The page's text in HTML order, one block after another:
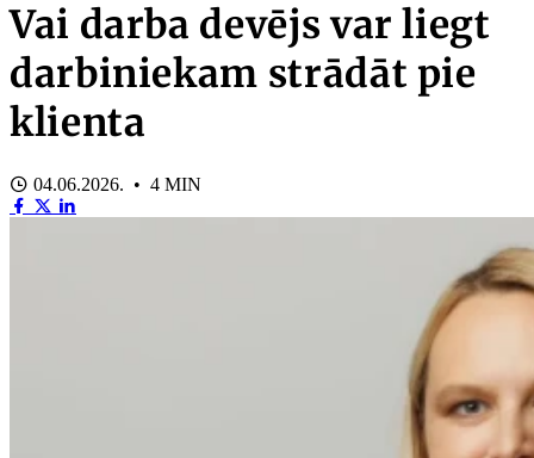
Vai darba devējs var liegt
darbiniekam strādāt pie
klienta
04.06.2026. • 4 MIN